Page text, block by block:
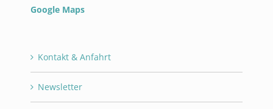
Google Maps
Kontakt & Anfahrt
Newsletter